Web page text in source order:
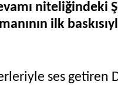
niteliğindeki
ilk
ses getiren